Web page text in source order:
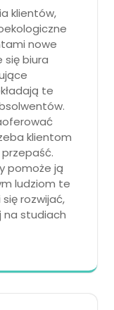
klientów,
nowe
się biura
te
klientom
pomoże ją
ludziom te
rozwijać,
na studiach